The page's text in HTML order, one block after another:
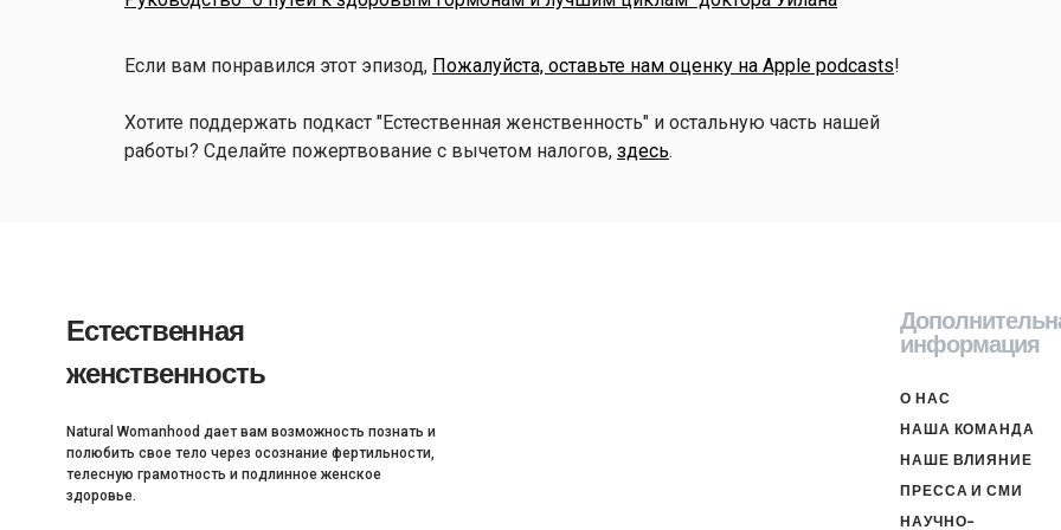
Если вам понравился этот эпизод, Пожалуйста, оставьте нам оценку на Apple podcasts!
Хотите поддержать подкаст "Естественная женственность" и остальную часть нашей
работы? Сделайте пожертвование с вычетом налогов, здесь.
Естественная
женственность
Natural Womanhood дает вам возможность познать и
полюбить свое тело через осознание фертильности,
телесную грамотность и подлинное женское
здоровье.
информация
О НАС
НАША КОМАНДА
НАШЕ ВЛИЯНИЕ
ПРЕССА И СМИ
НАУЧНО-